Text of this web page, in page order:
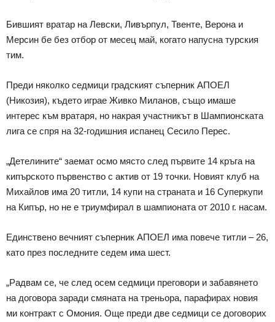
Бившият вратар на Левски, Ливърпул, Твенте, Верона и
Мерсин бе без отбор от месец май, когато напусна турския
тим.
Преди няколко седмици градският съперник АПОЕЛ
(Никозия), където играе Живко Миланов, също имаше
интерес към вратаря, но накрая участникът в Шампионската
лига се спря на 32-годишния испанец Сесило Перес.
„Детелините“ заемат осмо място след първите 14 кръга на
кипърското първенство с актив от 19 точки. Новият клуб на
Михайлов има 20 титли, 14 купи на страната и 16 Суперкупи
на Кипър, но не е триумфирал в шампионата от 2010 г. насам.
Единствено вечният съперник АПОЕЛ има повече титли – 26,
като през последните седем има шест.
„Радвам се, че след осем седмици преговори и забавянето
на договора заради смяната на треньора, парафирах новия
ми контракт с Омония. Още преди две седмици се договорих